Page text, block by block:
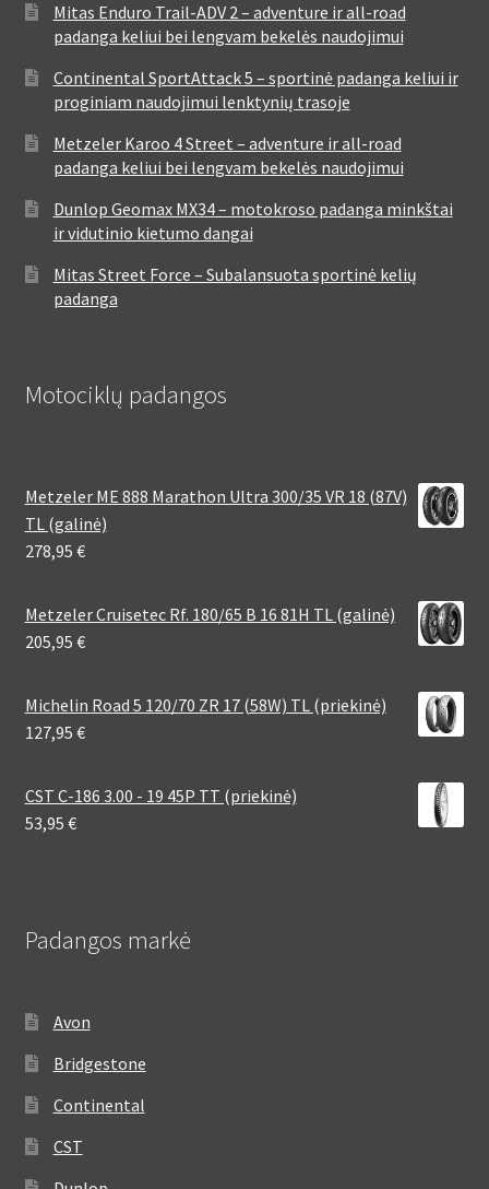
Mitas Enduro Trail-ADV 2 – adventure ir all-road
padanga keliui bei lengvam bekelės naudojimui
Continental SportAttack 5 – sportinė padanga keliui ir
proginiam naudojimui lenktynių trasoje
Metzeler Karoo 4 Street – adventure ir all-road
padanga keliui bei lengvam bekelės naudojimui
Dunlop Geomax MX34 – motokroso padanga minkštai
ir vidutinio kietumo dangai
Mitas Street Force – Subalansuota sportinė kelių
padanga
Motociklų padangos
Metzeler ME 888 Marathon Ultra 300/35 VR 18 (87V)
TL (galinė)
278,95 €
Metzeler Cruisetec Rf. 180/65 B 16 81H TL (galinė)
205,95 €
Michelin Road 5 120/70 ZR 17 (58W) TL (priekinė)
127,95 €
CST C-186 3.00 - 19 45P TT (priekinė)
53,95 €
Padangos markė
Avon
Bridgestone
Continental
CST